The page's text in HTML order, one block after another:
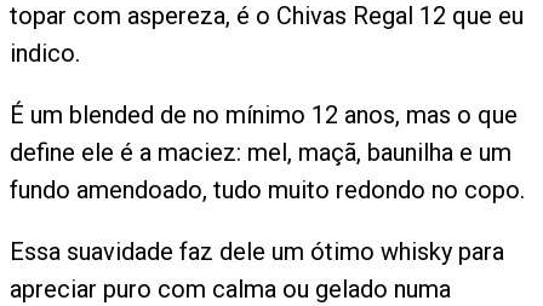
topar com aspereza, é o Chivas Regal 12 que eu
indico.
É um blended de no mínimo 12 anos, mas o que
define ele é a maciez: mel, maçã, baunilha e um
fundo amendoado, tudo muito redondo no copo.
Essa suavidade faz dele um ótimo whisky para
apreciar puro com calma ou gelado numa